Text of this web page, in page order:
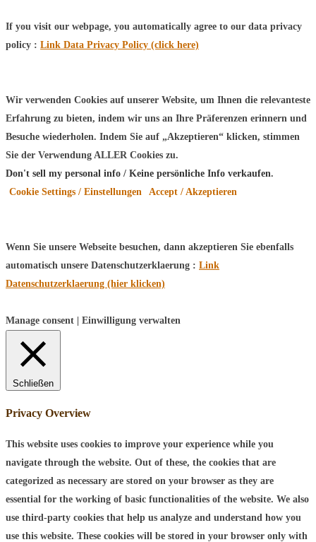
If you visit our webpage, you automatically agree to our data privacy
policy : Link Data Privacy Policy (click here)
Wir verwenden Cookies auf unserer Website, um Ihnen die relevanteste
Erfahrung zu bieten, indem wir uns an Ihre Präferenzen erinnern und
Besuche wiederholen. Indem Sie auf „Akzeptieren“ klicken, stimmen
Sie der Verwendung ALLER Cookies zu.
Don't sell my personal info / Keine persönliche Info verkaufen.
Cookie Settings / Einstellungen
Accept / Akzeptieren
Wenn Sie unsere Webseite besuchen, dann akzeptieren Sie ebenfalls
automatisch unsere Datenschutzerklaerung : Link
Datenschutzerklaerung (hier klicken)
Manage consent | Einwilligung verwalten
Schließen
Privacy Overview
This website uses cookies to improve your experience while you
navigate through the website. Out of these, the cookies that are
categorized as necessary are stored on your browser as they are
essential for the working of basic functionalities of the website. We also
use third-party cookies that help us analyze and understand how you
use this website. These cookies will be stored in your browser only with